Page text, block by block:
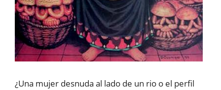
¿Una mujer desnuda al lado de un rio o el perfil